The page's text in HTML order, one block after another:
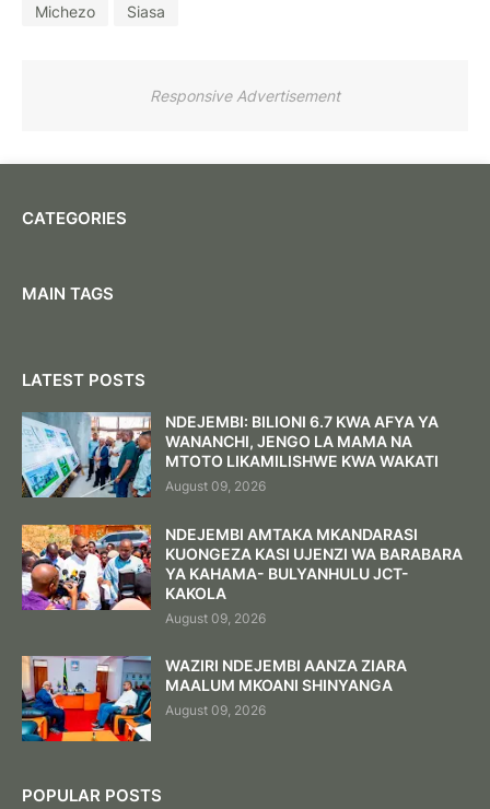
Michezo
Siasa
Responsive Advertisement
CATEGORIES
MAIN TAGS
LATEST POSTS
NDEJEMBI: BILIONI 6.7 KWA AFYA YA
WANANCHI, JENGO LA MAMA NA
MTOTO LIKAMILISHWE KWA WAKATI
August 09, 2026
NDEJEMBI AMTAKA MKANDARASI
KUONGEZA KASI UJENZI WA BARABARA
YA KAHAMA- BULYANHULU JCT-
KAKOLA
August 09, 2026
WAZIRI NDEJEMBI AANZA ZIARA
MAALUM MKOANI SHINYANGA
August 09, 2026
POPULAR POSTS